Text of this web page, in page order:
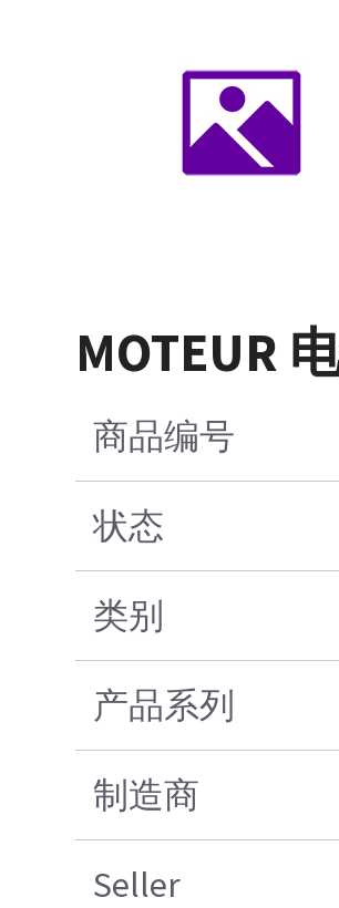
MOTEUR
商品编号
状态
类别
产品系列
制造商
Seller